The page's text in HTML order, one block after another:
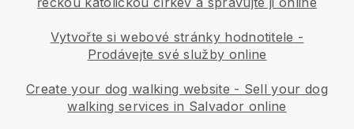
Vytvořte si webové stránky hodnotitele -
Prodávejte své služby online
Create your dog walking website - Sell your dog
walking services in Salvador online